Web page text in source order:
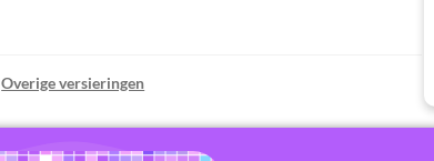
Overige versieringen